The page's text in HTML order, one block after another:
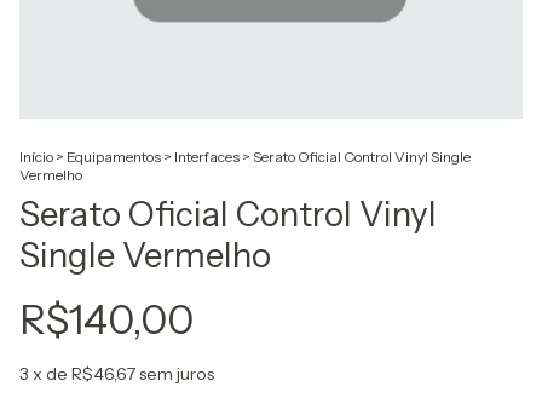
Início > Equipamentos > Interfaces > Serato Oficial Control Vinyl Single
Vermelho
Serato Oficial Control Vinyl
Single Vermelho
R$140,00
3 x de R$46,67sem juros